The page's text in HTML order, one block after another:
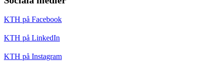
KTH på Facebook
KTH på LinkedIn
KTH på Instagram